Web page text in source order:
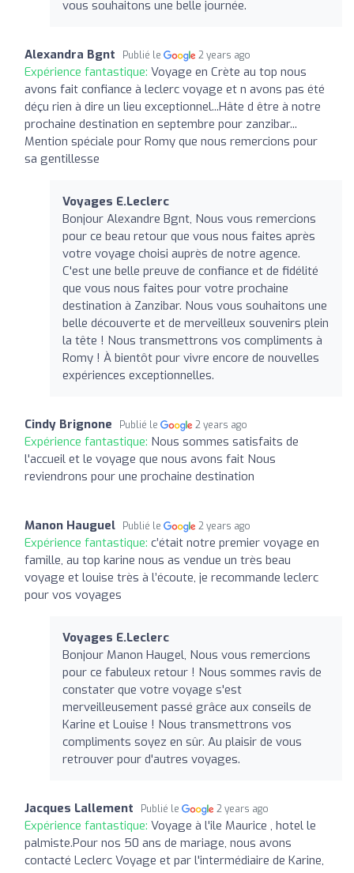
vous souhaitons une belle journée.
Alexandra Bgnt Publié le 2 years ago
Expérience fantastique: Voyage en Crète au top nous
avons fait confiance à leclerc voyage et n avons pas été
déçu rien à dire un lieu exceptionnel...Hâte d être à notre
prochaine destination en septembre pour zanzibar...
Mention spéciale pour Romy que nous remercions pour
sa gentillesse
Voyages E.Leclerc
Bonjour Alexandre Bgnt, Nous vous remercions
pour ce beau retour que vous nous faites après
votre voyage choisi auprès de notre agence.
C'est une belle preuve de confiance et de fidélité
que vous nous faites pour votre prochaine
destination à Zanzibar. Nous vous souhaitons une
belle découverte et de merveilleux souvenirs plein
la tête ! Nous transmettrons vos compliments à
Romy ! À bientôt pour vivre encore de nouvelles
expériences exceptionnelles.
Cindy Brignone Publié le 2 years ago
Expérience fantastique: Nous sommes satisfaits de
l'accueil et le voyage que nous avons fait Nous
reviendrons pour une prochaine destination
Manon Hauguel Publié le 2 years ago
Expérience fantastique: c’était notre premier voyage en
famille, au top karine nous as vendue un très beau
voyage et louise très à l’écoute, je recommande leclerc
pour vos voyages
Voyages E.Leclerc
Bonjour Manon Haugel, Nous vous remercions
pour ce fabuleux retour ! Nous sommes ravis de
constater que votre voyage s'est
merveilleusement passé grâce aux conseils de
Karine et Louise ! Nous transmettrons vos
compliments soyez en sûr. Au plaisir de vous
retrouver pour d'autres voyages.
Jacques Lallement Publié le 2 years ago
Expérience fantastique: Voyage à l'ile Maurice , hotel le
palmiste.Pour nos 50 ans de mariage, nous avons
contacté Leclerc Voyage et par l'intermédiaire de Karine,